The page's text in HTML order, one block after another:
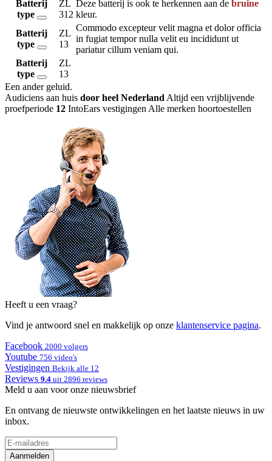
Batterij
type
ZL
312
Deze batterij is ook te herkennen aan de bruine
kleur.
Batterij
type
ZL
13
Commodo excepteur velit magna et dolor officia
in fugiat tempor nulla velit eu incididunt ut
pariatur cillum veniam qui.
Batterij
type
ZL
13
Een ander geluid.
Audiciens aan huis door heel Nederland Altijd een vrijblijvende
proefperiode 12 IntoEars vestigingen Alle merken hoortoestellen
Heeft u een vraag?
Vind je antwoord snel en makkelijk op onze klantenservice pagina.
Facebook 2000 volgers
Youtube 756 video's
Vestigingen Bekijk alle 12
Reviews 9.4 uit 2896 reviews
Meld u aan voor onze nieuwsbrief
En ontvang de nieuwste ontwikkelingen en het laatste nieuws in uw
inbox.
Aanmelden